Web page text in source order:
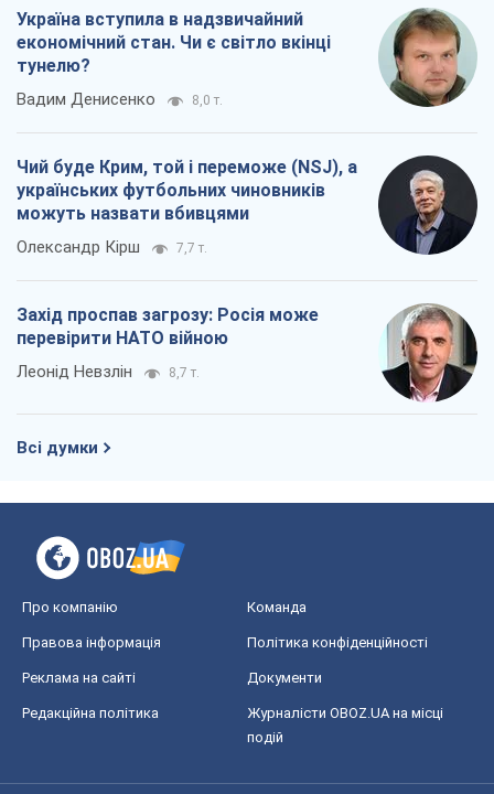
Україна вступила в надзвичайний
економічний стан. Чи є світло вкінці
тунелю?
Вадим Денисенко 8,0 т.
Чий буде Крим, той і переможе (NSJ), а
українських футбольних чиновників
можуть назвати вбивцями
Олександр Кірш 7,7 т.
Захід проспав загрозу: Росія може
перевірити НАТО війною
Леонід Невзлін 8,7 т.
Всі думки
Про компанію Команда
Правова інформація Політика конфіденційності
Реклама на сайті Документи
Редакційна політика
Журналісти OBOZ.UA на місці
подій